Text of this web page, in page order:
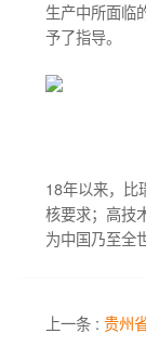
生产中所面临
予了指导。
18年以来，比
核要求；高技
为中国乃至全
上一条 : 贵州